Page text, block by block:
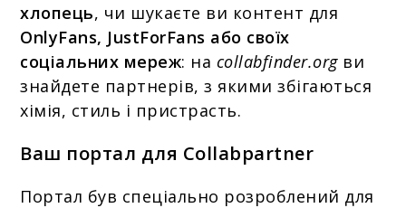
хлопець, чи шукаєте ви контент для
OnlyFans, JustForFans або своїх
соціальних мереж: на collabfinder.orgви
знайдете партнерів, з якими збігаються
хімія, стиль і пристрасть.
Ваш портал для Collabpartner
Портал був спеціально розроблений для